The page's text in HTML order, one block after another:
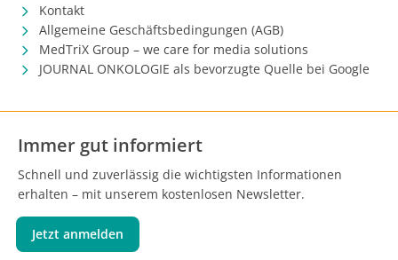
Kontakt
Allgemeine Geschäftsbedingungen (AGB)
MedTriX Group – we care for media solutions
JOURNAL ONKOLOGIE als bevorzugte Quelle bei Google
Immer gut informiert
Schnell und zuverlässig die wichtigsten Informationen
erhalten – mit unserem kostenlosen Newsletter.
Jetzt anmelden